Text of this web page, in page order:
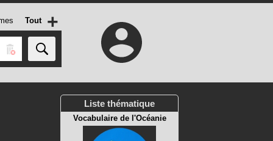
Tout +
Liste thématique
Vocabulaire de l'Océanie